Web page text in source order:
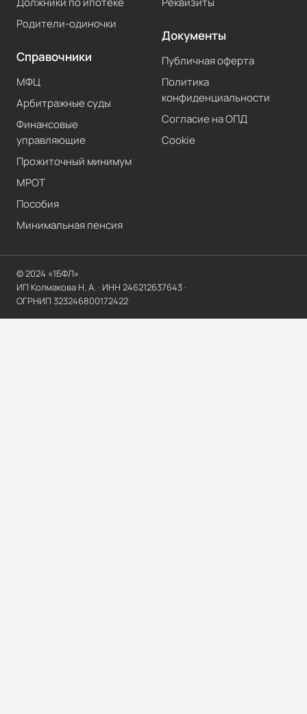
Родители-одиночки
Справочники
МФЦ
Арбитражные суды
Финансовые
управляющие
Прожиточный минимум
МРОТ
Пособия
Минимальная пенсия
Документы
Публичная оферта
Политика
конфиденциальности
Согласие на ОПД
Cookie
© 2024 «1БФЛ»
ИП Колмакова Н. А. · ИНН 246212637643 ·
ОГРНИП 323246800172422